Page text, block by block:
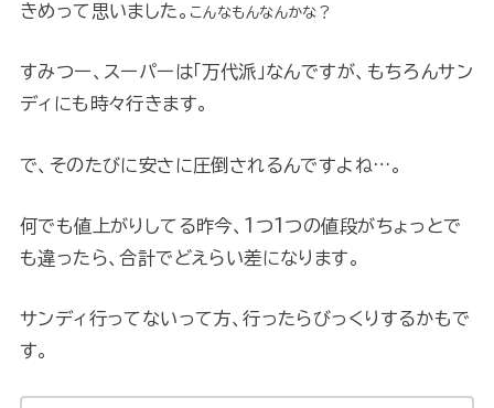
きめって思いました。 こんなもんなんかな？
すみつー、スーパーは「万代派」なんですが、もちろんサン
ディにも時々行きます。
で、そのたびに安さに圧倒されるんですよね…。
何でも値上がりしてる昨今、1つ1つの値段がちょっとで
も違ったら、合計でどえらい差になります。
サンディ行ってないって方、行ったらびっくりするかもで
す。